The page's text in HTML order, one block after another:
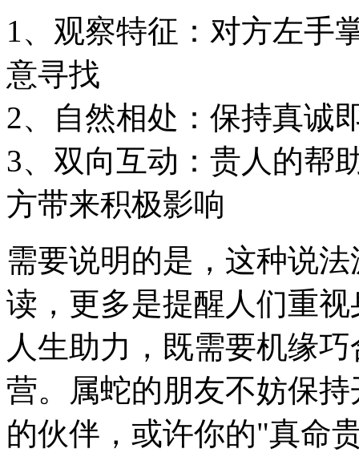
1、观察特征：对方左手
意寻找
2、自然相处：保持真诚
3、双向互动：贵人的帮
方带来积极影响
需要说明的是，这种说
读，更多是提醒人们重
人生助力，既需要机缘
营。属蛇的朋友不妨保
的伙伴，或许你的"真命